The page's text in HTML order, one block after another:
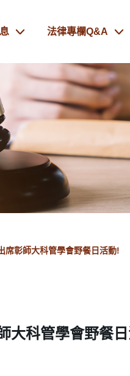
法律專欄Q&A
席彰師大科管學會野餐日活動!
大科管學會野餐